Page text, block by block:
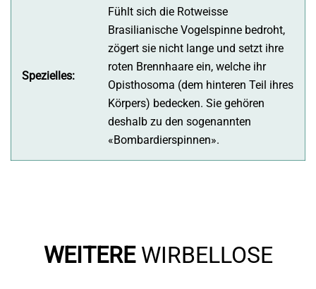
Spezielles:
Fühlt sich die Rotweisse
Brasilianische Vogelspinne bedroht,
zögert sie nicht lange und setzt ihre
roten Brennhaare ein, welche ihr
Opisthosoma (dem hinteren Teil ihres
Körpers) bedecken. Sie gehören
deshalb zu den sogenannten
«Bombardierspinnen».
WEITERE WIRBELLOSE